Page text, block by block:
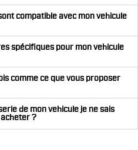
compatible avec mon vehicule
spécifiques pour mon vehicule
comme ce que vous proposer
de mon vehicule je ne sais
?